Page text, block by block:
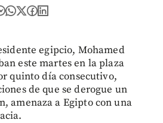
egipcio, Mohamed
este martes en la plaza
quinto día consecutivo,
de que se derogue un
amenaza a Egipto con una